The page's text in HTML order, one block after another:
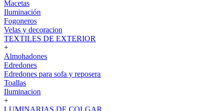
Macetas
Iluminación
Fogoneros
Velas y decoracion
TEXTILES DE EXTERIOR
+
Almohadones
Edredones
Edredones para sofa y reposera
Toallas
Iluminacion
+
LUMINARIAS DE COLGAR